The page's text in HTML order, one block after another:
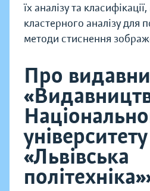
їх аналізу та
кластерного аналізу для
методи стиснення
Про
університету
«Львівська